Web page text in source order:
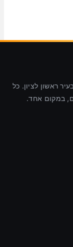
ראשון לציון. כל
במקום אחד.